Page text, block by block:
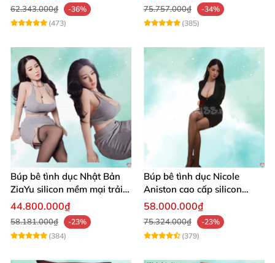
62.343.000₫
-36%
(473)
75.757.000₫
-34%
(385)
Búp bê tình dục Nhật Bản
ZiaYu silicon mềm mại trải
nghiệm thật
44.800.000₫
58.181.000₫
-23%
(384)
Búp bê tình dục Nicole
Aniston cao cấp silicon
mềm mại giá tốt
58.000.000₫
75.324.000₫
-23%
(379)